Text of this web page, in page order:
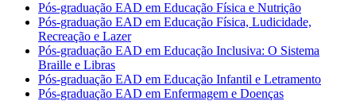
Pós-graduação EAD em Educação Física e Nutrição
Pós-graduação EAD em Educação Física, Ludicidade,
Recreação e Lazer
Pós-graduação EAD em Educação Inclusiva: O Sistema
Braille e Libras
Pós-graduação EAD em Educação Infantil e Letramento
Pós-graduação EAD em Enfermagem e Doenças